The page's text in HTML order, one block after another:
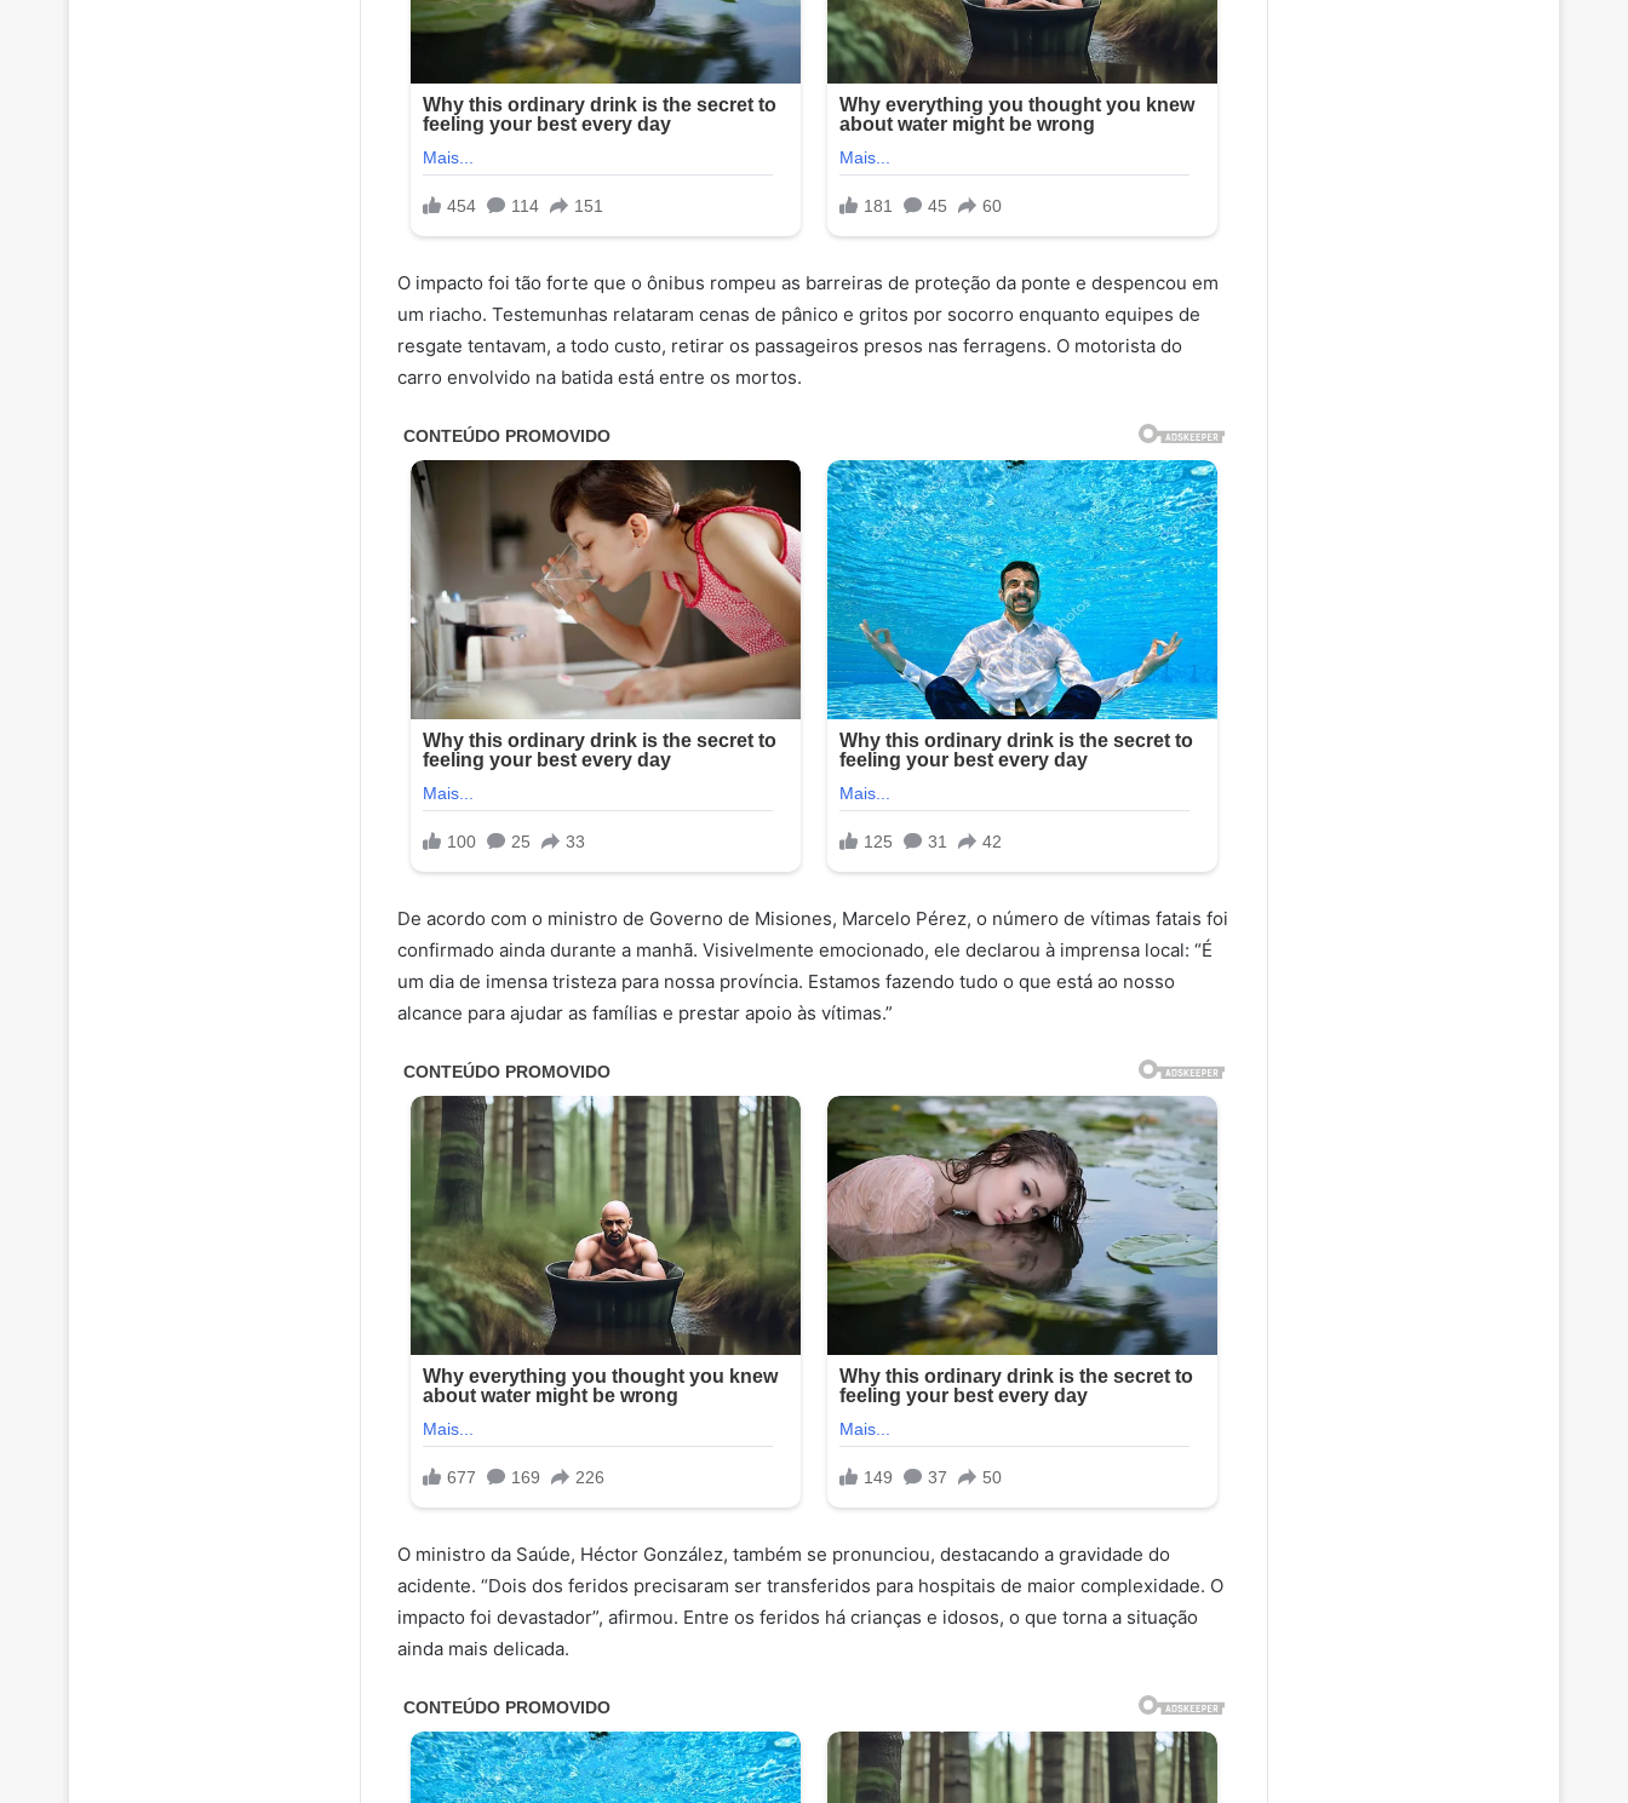
O impacto foi tão forte que o ônibus rompeu as barreiras de proteção da ponte e despencou em
um riacho. Testemunhas relataram cenas de pânico e gritos por socorro enquanto equipes de
resgate tentavam, a todo custo, retirar os passageiros presos nas ferragens. O motorista do
carro envolvido na batida está entre os mortos.
De acordo com o ministro de Governo de Misiones, Marcelo Pérez, o número de vítimas fatais foi
confirmado ainda durante a manhã. Visivelmente emocionado, ele declarou à imprensa local: “É
um dia de imensa tristeza para nossa província. Estamos fazendo tudo o que está ao nosso
alcance para ajudar as famílias e prestar apoio às vítimas.”
O ministro da Saúde, Héctor González, também se pronunciou, destacando a gravidade do
acidente. “Dois dos feridos precisaram ser transferidos para hospitais de maior complexidade. O
impacto foi devastador”, afirmou. Entre os feridos há crianças e idosos, o que torna a situação
ainda mais delicada.